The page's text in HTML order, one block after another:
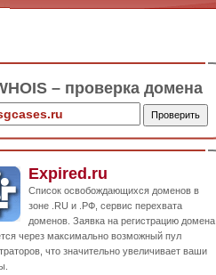
– проверка домена
Expired.ru
Список освобождающихся доменов в
зоне .RU и .РФ, сервис перехвата
доменов. Заявка на регистрацию домена
через максимально возможный пул
что значительно увеличивает ваши